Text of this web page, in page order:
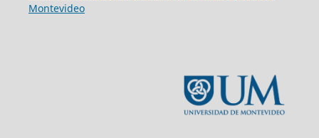
Montevideo